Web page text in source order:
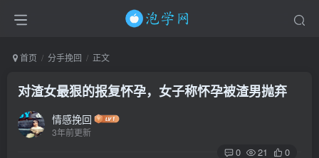
首页 分手挽回 正文
对渣女最狠的报复怀孕，女子称怀孕被渣男抛弃
情感挽回
3年前更新
0 21 0